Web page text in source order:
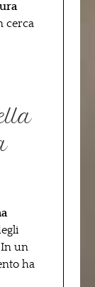
cerca
un
ha